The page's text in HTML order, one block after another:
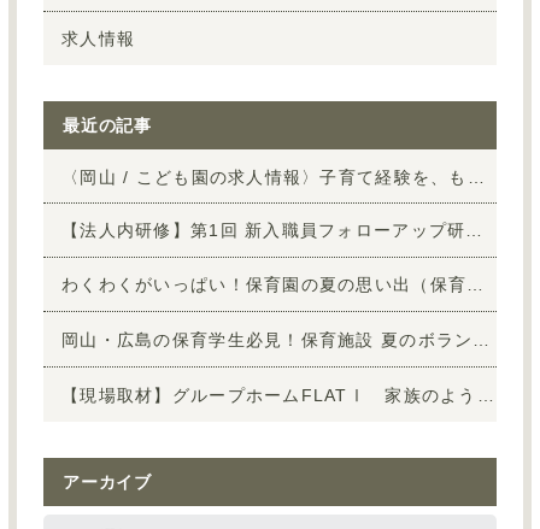
求人情報
最近の記事
【法人内研修】第1回 新入職員フォローアップ研修を行いました！
わくわくがいっぱい！保育園の夏の思い出（保育施設vol.9）
アーカイブ